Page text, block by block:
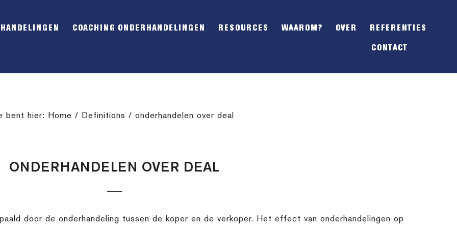
OFFSCREEN
COACHING ONDERHANDELINGEN RESOURCES WAAROM? OVER REFERENTIES
CONTACT
bent hier: Home / Definitions / onderhandelen over deal
ONDERHANDELEN OVER DEAL
door de onderhandeling tussen de koper en de verkoper. Het effect van onderhandelingen op